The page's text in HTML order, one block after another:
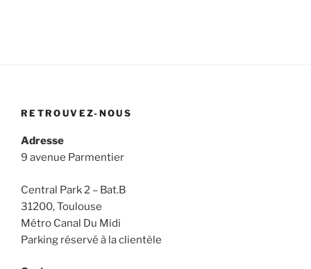
RETROUVEZ-NOUS
Adresse
9 avenue Parmentier
Central Park 2 – Bat.B
31200, Toulouse
Métro Canal Du Midi
Parking réservé à la clientèle